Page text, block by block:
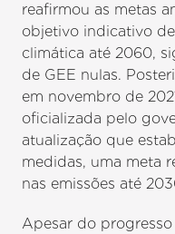
reafirmou as metas
objetivo indicativo
climática até 2060,
de GEE nulas.
em novembro de
oficializada pelo
atualização que
medidas, uma meta
nas emissões até
Apesar do progresso